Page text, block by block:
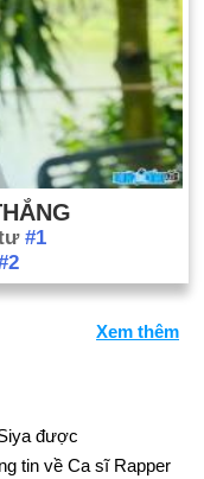
#1
Xem thêm
được
tin về Ca sĩ Rapper